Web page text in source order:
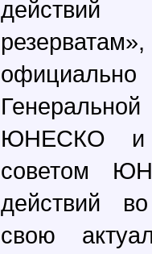
ЮНЕСКО и
советом
действий
свою